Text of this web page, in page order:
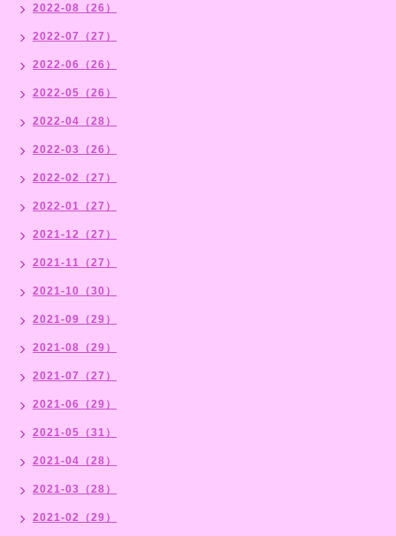
2022-08（26）
2022-07（27）
2022-06（26）
2022-05（26）
2022-04（28）
2022-03（26）
2022-02（27）
2022-01（27）
2021-12（27）
2021-11（27）
2021-10（30）
2021-09（29）
2021-08（29）
2021-07（27）
2021-06（29）
2021-05（31）
2021-04（28）
2021-03（28）
2021-02（29）